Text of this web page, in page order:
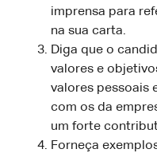
imprensa para
na sua carta.
Diga que o
valores e
valores pessoais
com os da
um forte
Forneça